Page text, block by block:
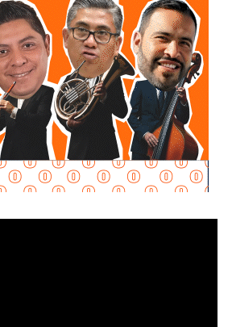
en losdebates que quieren
Facebookque se llaman medios
medios cuestionar la constante
cochista que lejos de mejorar la
los boletines oficiales, tienden
la velocidad
los peatones? ¿Quién piensa
la calle sin tener que subirse